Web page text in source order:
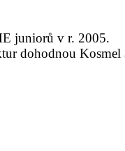
juniorů v r. 2005.
dohodnou